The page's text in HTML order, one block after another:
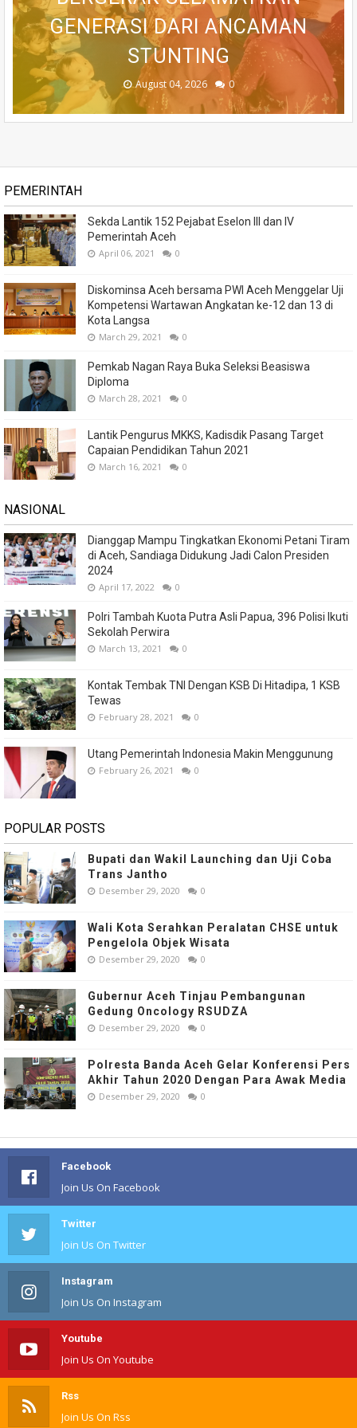
TINGKATKAN PELAYANAN
MASYARAKAT
August 05, 2026 0
GENERASI DARI ANCAMAN
STUNTING
August 04, 2026 0
UNU YOGYAKARTA JAJAKI
KERJA SAMA STRATEGIS
August 04, 2026 0
SEKOLAH RAKYAT BERSAMA
TARUNA AKADEMI TNI
August 04, 2026 0
EKOSISTEM UMKM NASIONAL
BERSAMA DANANTARA
August 04, 2026 0
PEMERINTAH
Sekda Lantik 152 Pejabat Eselon III dan IV
Pemerintah Aceh
April 06, 2021 0
Diskominsa Aceh bersama PWI Aceh Menggelar Uji
Kompetensi Wartawan Angkatan ke-12 dan 13 di
Kota Langsa
March 29, 2021 0
Pemkab Nagan Raya Buka Seleksi Beasiswa
Diploma
March 28, 2021 0
Lantik Pengurus MKKS, Kadisdik Pasang Target
Capaian Pendidikan Tahun 2021
March 16, 2021 0
NASIONAL
Dianggap Mampu Tingkatkan Ekonomi Petani Tiram
di Aceh, Sandiaga Didukung Jadi Calon Presiden
2024
April 17, 2022 0
Polri Tambah Kuota Putra Asli Papua, 396 Polisi Ikuti
Sekolah Perwira
March 13, 2021 0
Kontak Tembak TNI Dengan KSB Di Hitadipa, 1 KSB
Tewas
February 28, 2021 0
Utang Pemerintah Indonesia Makin Menggunung
February 26, 2021 0
POPULAR POSTS
Bupati dan Wakil Launching dan Uji Coba
Trans Jantho
Desember 29, 2020 0
Wali Kota Serahkan Peralatan CHSE untuk
Pengelola Objek Wisata
Desember 29, 2020 0
Gubernur Aceh Tinjau Pembangunan
Gedung Oncology RSUDZA
Desember 29, 2020 0
Polresta Banda Aceh Gelar Konferensi Pers
Akhir Tahun 2020 Dengan Para Awak Media
Desember 29, 2020 0
Facebook
Join Us On Facebook
Twitter
Join Us On Twitter
Instagram
Join Us On Instagram
Youtube
Join Us On Youtube
Rss
Join Us On Rss